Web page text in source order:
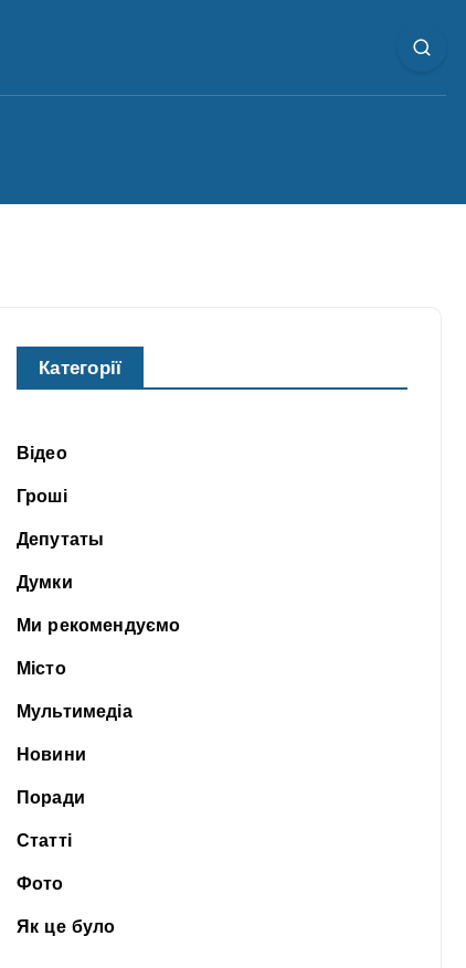
Категорії
Відео
Гроші
Депутаты
Думки
Ми рекомендуємо
Місто
Мультимедіа
Новини
Поради
Статті
Фото
Як це було